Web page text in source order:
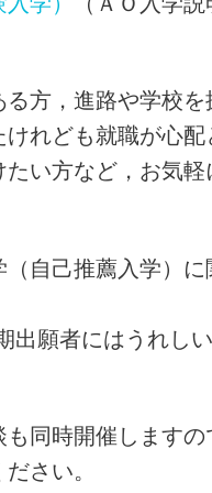
方，進路や学校
れども就職が心
い方など，お気
自己推薦入学）
出願者にはうれし
同時開催します
さい。